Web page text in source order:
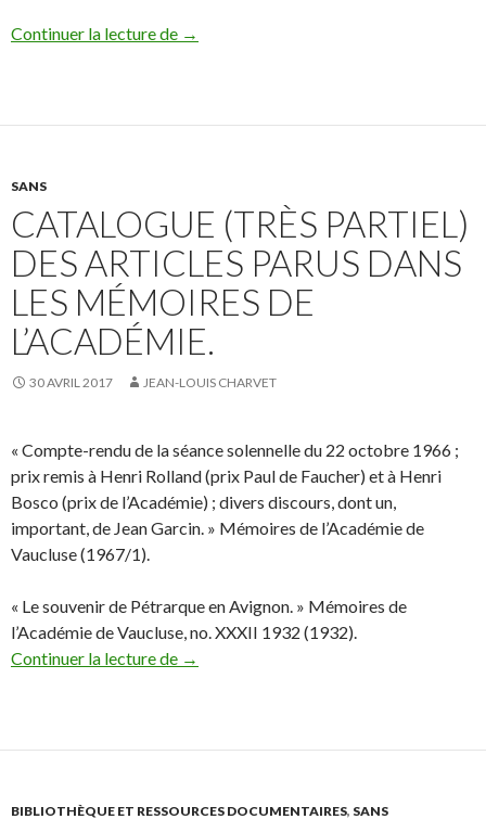
Continuer la lecture de Partie des ouvrages et articles parus en
→
SANS
CATALOGUE (TRÈS PARTIEL)
DES ARTICLES PARUS DANS
LES MÉMOIRES DE
L’ACADÉMIE.
30 AVRIL 2017 JEAN-LOUIS CHARVET
« Compte-rendu de la séance solennelle du 22 octobre 1966 ;
prix remis à Henri Rolland (prix Paul de Faucher) et à Henri
Bosco (prix de l’Académie) ; divers discours, dont un,
important, de Jean Garcin. » Mémoires de l’Académie de
Vaucluse (1967/1).
« Le souvenir de Pétrarque en Avignon. » Mémoires de
l’Académie de Vaucluse, no. XXXII 1932 (1932).
Continuer la lecture de Catalogue (très partiel) des articles
→
BIBLIOTHÈQUE ET RESSOURCES DOCUMENTAIRES, SANS